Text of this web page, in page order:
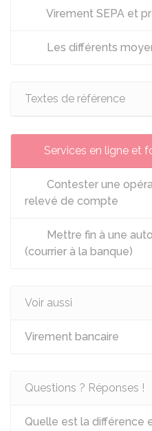
Virement SEPA et
Les différents
Textes de référence
Services en ligne et
Contester une
relevé de compte
Mettre fin à une
(courrier à la banque)
Voir aussi
Virement bancaire
Questions ? Réponses !
Quelle est la différence